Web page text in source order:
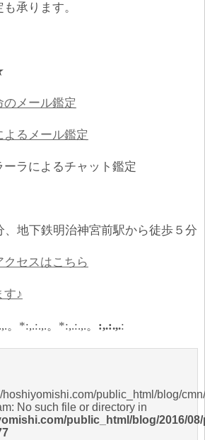
承ります。
メール鑑定
るメール鑑定
ラによるチャット鑑定
、地下鉄明治神宮前駅から徒歩５分
セスはこちら
す♪
。 *:,.:.,.。 *:,.:.,.。 :,.:.,.:
public_html/blog/
No such file or directory in
public_html/blog/2016/